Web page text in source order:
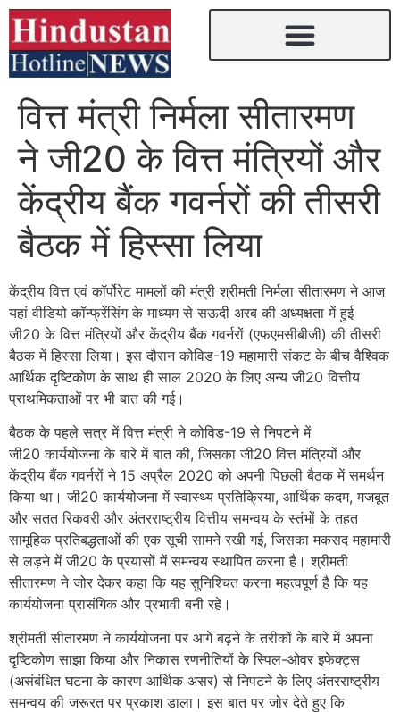
वित्त मंत्री निर्मला सीतारमण
ने जी20 के वित्त मंत्रियों और
केंद्रीय बैंक गवर्नरों की तीसरी
बैठक में हिस्सा लिया
केंद्रीय वित्त एवं कॉर्पोरेट मामलों की मंत्री श्रीमती निर्मला सीतारमण ने आज
यहां वीडियो कॉन्फ्रेंसिंग के माध्यम से सऊदी अरब की अध्यक्षता में हुई
जी20 के वित्त मंत्रियों और केंद्रीय बैंक गवर्नरों (एफएमसीबीजी) की तीसरी
बैठक में हिस्सा लिया। इस दौरान कोविड-19 महामारी संकट के बीच वैश्विक
आर्थिक दृष्टिकोण के साथ ही साल 2020 के लिए अन्य जी20 वित्तीय
प्राथमिकताओं पर भी बात की गई।
बैठक के पहले सत्र में वित्त मंत्री ने कोविड-19 से निपटने में
जी20 कार्ययोजना के बारे में बात की, जिसका जी20 वित्त मंत्रियों और
केंद्रीय बैंक गवर्नरों ने 15 अप्रैल 2020 को अपनी पिछली बैठक में समर्थन
किया था। जी20 कार्ययोजना में स्वास्थ्य प्रतिक्रिया, आर्थिक कदम, मजबूत
और सतत रिकवरी और अंतरराष्ट्रीय वित्तीय समन्वय के स्तंभों के तहत
सामूहिक प्रतिबद्धताओं की एक सूची सामने रखी गई, जिसका मकसद महामारी
से लड़ने में जी20 के प्रयासों में समन्वय स्थापित करना है। श्रीमती
सीतारमण ने जोर देकर कहा कि यह सुनिश्चित करना महत्वपूर्ण है कि यह
कार्ययोजना प्रासंगिक और प्रभावी बनी रहे।
श्रीमती सीतारमण ने कार्ययोजना पर आगे बढ़ने के तरीकों के बारे में अपना
दृष्टिकोण साझा किया और निकास रणनीतियों के स्पिल-ओवर इफेक्ट्स
(असंबंधित घटना के कारण आर्थिक असर) से निपटने के लिए अंतरराष्ट्रीय
समन्वय की जरूरत पर प्रकाश डाला। इस बात पर जोर देते हुए कि